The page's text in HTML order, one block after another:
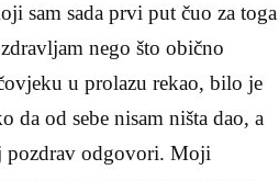
sam sada prvi put čuo za toga
ne­go što obično
u prola­zu rekao, bilo je
od sebe nisam ništa dao, a
pozdrav odgovori. Moji